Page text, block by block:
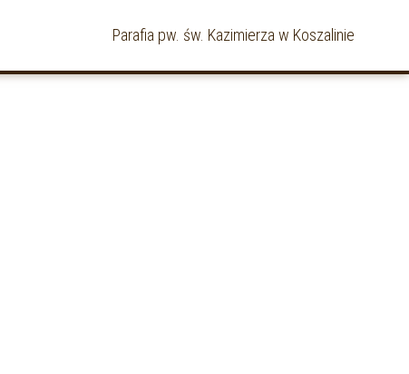
Parafia pw. św. Kazimierza w Koszalinie